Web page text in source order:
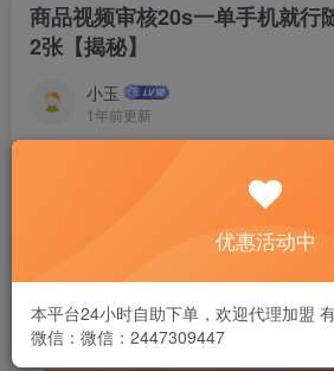
商品视频审核20s一单手机就行
2张【揭秘】
小玉
1年前更新
此内容为付费阅读，请付费后查看
￥1.99
黄金会员免费
优惠活动中
本平台24小时自助下单，欢迎代理加盟
微信：微信：2447309447